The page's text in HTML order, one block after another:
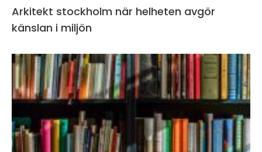
Arkitekt stockholm när helheten avgör
känslan i miljön